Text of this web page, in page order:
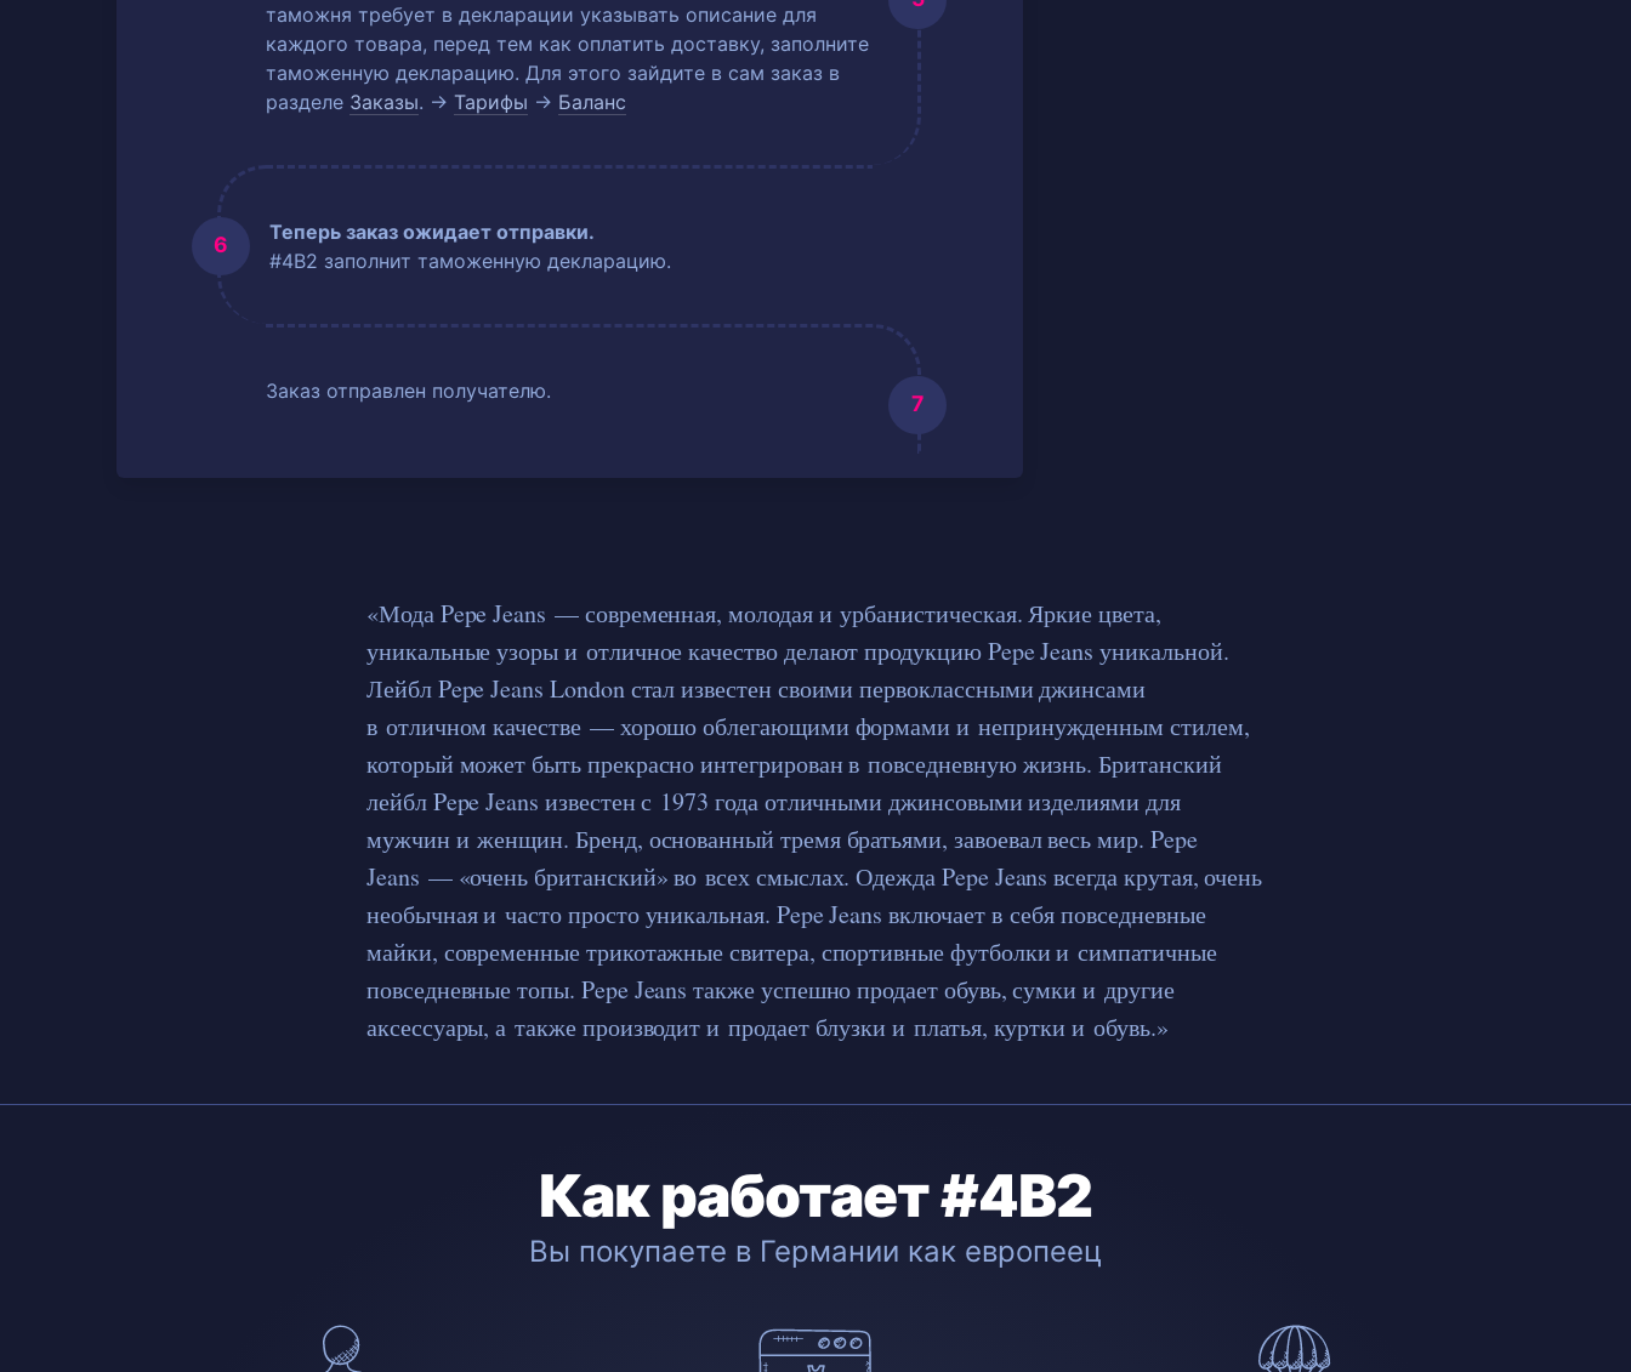
таможня требует в декларации указывать описание для
каждого товара, перед тем как оплатить доставку, заполните
таможенную декларацию. Для этого зайдите в сам заказ в
разделе Заказы. → Тарифы → Баланс
Теперь заказ ожидает отправки.
#4B2 заполнит таможенную декларацию.
Заказ отправлен получателю.
«Мода Pepe Jeans — современная, молодая и урбанистическая. Яркие цвета,
уникальные узоры и отличное качество делают продукцию Pepe Jeans уникальной.
Лейбл Pepe Jeans London стал известен своими первоклассными джинсами
в отличном качестве — хорошо облегающими формами и непринужденным стилем,
который может быть прекрасно интегрирован в повседневную жизнь. Британский
лейбл Pepe Jeans известен с 1973 года отличными джинсовыми изделиями для
мужчин и женщин. Бренд, основанный тремя братьями, завоевал весь мир. Pepe
Jeans — «очень британский» во всех смыслах. Одежда Pepe Jeans всегда крутая, очень
необычная и часто просто уникальная. Pepe Jeans включает в себя повседневные
майки, современные трикотажные свитера, спортивные футболки и симпатичные
повседневные топы. Pepe Jeans также успешно продает обувь, сумки и другие
аксессуары, а также производит и продает блузки и платья, куртки и обувь.»
Как работает #4B2
Вы покупаете в Германии как европеец